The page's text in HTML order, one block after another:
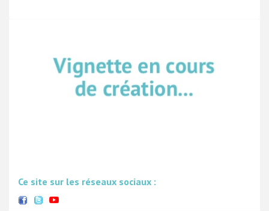
Ce site sur les réseaux sociaux :